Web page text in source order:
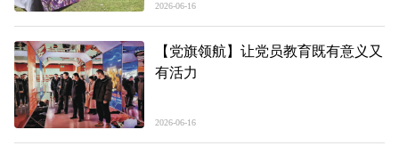
2026-06-16
【党旗领航】让党员教育既有意义又
有活力
2026-06-16